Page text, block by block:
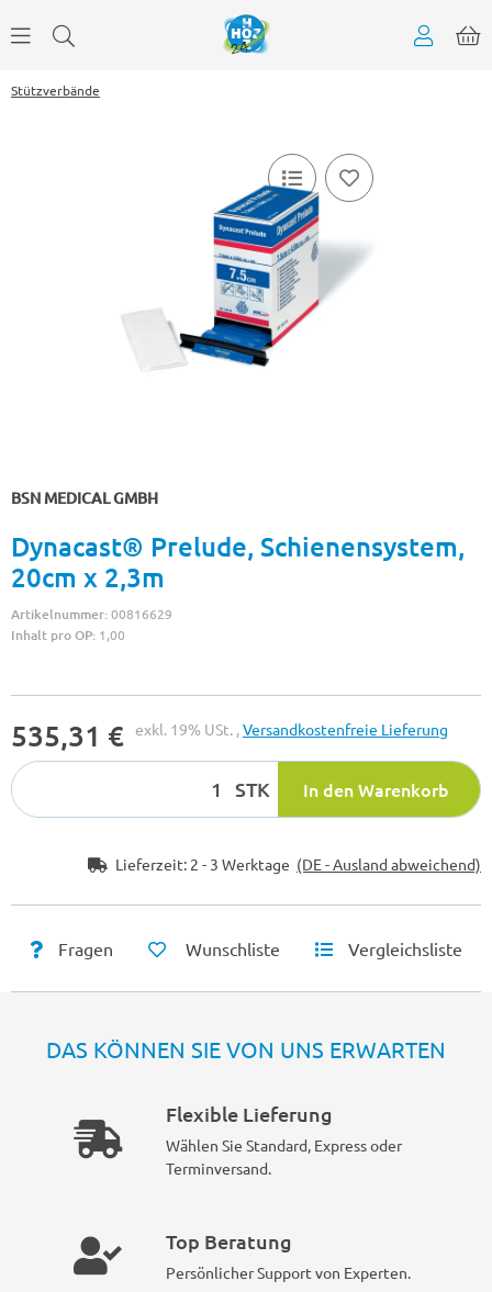
Stützverbände
BSN MEDICAL GMBH
Dynacast® Prelude, Schienensystem,
20cm x 2,3m
Artikelnummer:00816629
Inhalt pro OP: 1,00
535,31 € exkl. 19% USt. ,Versandkostenfreie Lieferung
STK In den Warenkorb
Lieferzeit: 2 - 3 Werktage (DE - Ausland abweichend)
Fragen Wunschliste Vergleichsliste
DAS KÖNNEN SIE VON UNS ERWARTEN
Flexible Lieferung
Wählen Sie Standard, Express oder
Terminversand.
Top Beratung
Persönlicher Support von Experten.